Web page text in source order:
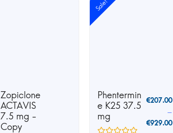
Zopiclone
ACTAVIS
7.5 mg -
Copy
Sale!
Phentermin
e K25 37.5
mg
€207.00
–
€929.00